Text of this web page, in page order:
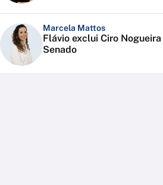
Marcela Mattos
Flávio exclui Ciro
Senado